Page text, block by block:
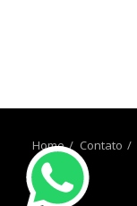
Home Contato